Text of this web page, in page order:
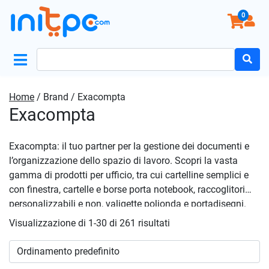
0
Home / Brand / Exacompta
Exacompta
Exacompta: il tuo partner per la gestione dei documenti e
l’organizzazione dello spazio di lavoro. Scopri la vasta
gamma di prodotti per ufficio, tra cui cartelline semplici e
con finestra, cartelle e borse porta notebook, raccoglitori
personalizzabili e non, valigette polionda e portadisegni.
Trova le soluzioni ideali per la tua scrivania, come
qualità. Exacompta offre anche una selezione di prodotti
per l’archiviazione e la classificazione dei documenti, tra
Visualizzazione di 1-30 di 261 risultati